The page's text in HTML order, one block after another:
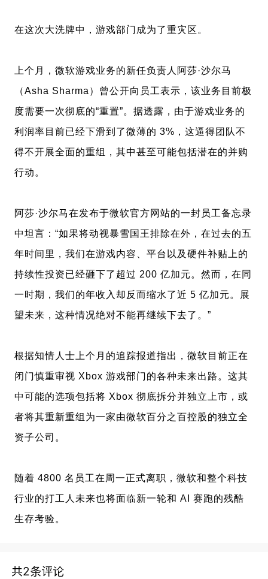
在这次大洗牌中，游戏部门成为了重灾区。
上个月，微软游戏业务的新任负责人阿莎·沙尔马
（Asha Sharma）曾公开向员工表示，该业务目前极
度需要一次彻底的“重置”。据透露，由于游戏业务的
利润率目前已经下滑到了微薄的 3%，这逼得团队不
得不开展全面的重组，其中甚至可能包括潜在的并购
行动。
阿莎·沙尔马在发布于微软官方网站的一封员工备忘录
中坦言：“如果将动视暴雪国王排除在外，在过去的五
年时间里，我们在游戏内容、平台以及硬件补贴上的
持续性投资已经砸下了超过 200 亿加元。然而，在同
一时期，我们的年收入却反而缩水了近 5 亿加元。展
望未来，这种情况绝对不能再继续下去了。”
根据知情人士上个月的追踪报道指出，微软目前正在
闭门慎重审视 Xbox 游戏部门的各种未来出路。这其
中可能的选项包括将 Xbox 彻底拆分并独立上市，或
者将其重新重组为一家由微软百分之百控股的独立全
资子公司。
随着 4800 名员工在周一正式离职，微软和整个科技
行业的打工人未来也将面临新一轮和 AI 赛跑的残酷
生存考验。
共2条评论